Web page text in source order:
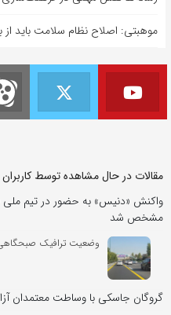
موهبتی: اصلاح نظام سلامت باید از
مقالات در حال مشاهده توسط کاربران
واکنش «دنیس» به حضور در تیم ملی
مشخص شد
وضعیت ترافیک صبحگاهی
گروگان جاسکی با وساطت معتمدان